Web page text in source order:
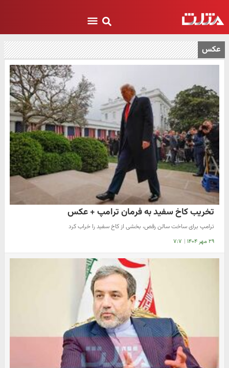
عکس
تخریب کاخ سفید به فرمان ترامپ + عکس
ترامپ برای ساخت سالن رقص، بخشی از کاخ سفید را خراب کرد
۲۹ مهر ۱۴۰۴ | ۷:۷